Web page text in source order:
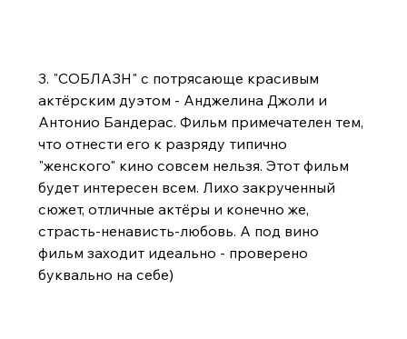
3. "СОБЛАЗН" с потрясающе красивым
актёрским дуэтом - Анджелина Джоли и
Антонио Бандерас. Фильм примечателен тем,
что отнести его к разряду типично
"женского" кино совсем нельзя. Этот фильм
будет интересен всем. Лихо закрученный
сюжет, отличные актёры и конечно же,
страсть-ненависть-любовь. А под вино
фильм заходит идеально - проверено
буквально на себе)